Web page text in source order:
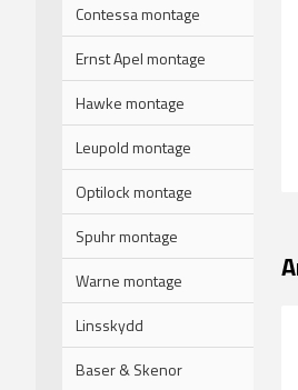
Contessa montage
Ernst Apel montage
Hawke montage
Leupold montage
Optilock montage
Spuhr montage
Warne montage
Linsskydd
Baser & Skenor